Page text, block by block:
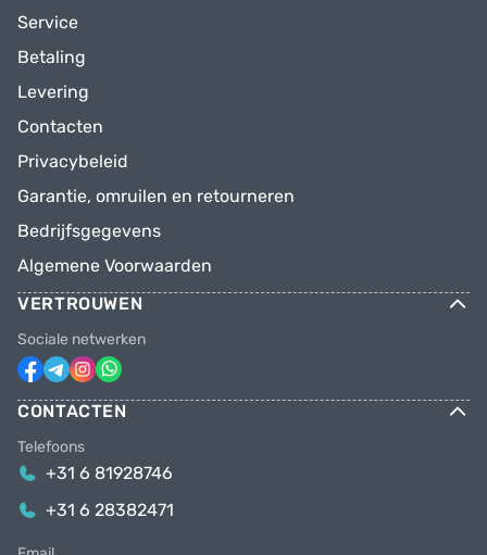
Service
Betaling
Levering
Contacten
Privacybeleid
Garantie, omruilen en retourneren
Bedrijfsgegevens
Algemene Voorwaarden
VERTROUWEN
Sociale netwerken
CONTACTEN
Telefoons
+31 6 81928746
+31 6 28382471